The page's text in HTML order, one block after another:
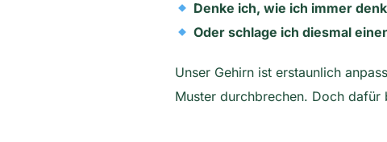
Denke ich, wie ich immer
Oder schlage ich diesmal
Unser Gehirn ist erstaunlich
Muster durchbrechen. Doch dafür